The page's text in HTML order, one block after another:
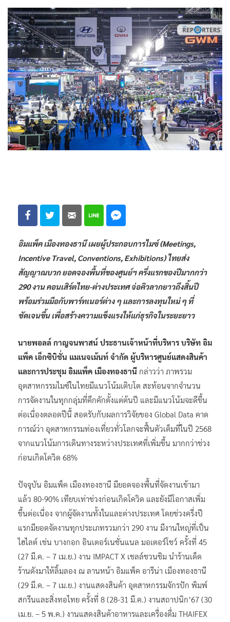
อิมแพ็ค เมืองทองธานี เผยผู้ประกอบการไมซ์ (Meetings,
Incentive Travel, Conventions, Exhibitions) ไทยส่ง
สัญญาณบวก ยอดจองพื้นที่ของศูนย์ฯ ครึ่งแรกของปีมากกว่า
290 งาน คอนเสิร์ตไทย-ต่างประเทศ จ่อคิวลากยาวถึงสิ้นปี
พร้อมร่วมมือกับพาร์ทเนอร์ต่าง ๆ และการลงทุนใหม่ ๆ ที่
ชัดเจนขึ้น เพื่อสร้างความแข็งแรงให้แก่ธุรกิจในระยะยาว
นายพอลล์ กาญจนพาสน์ ประธานเจ้าหน้าที่บริหาร บริษัท อิม
แพ็ค เอ็กซิบิชั่น แมเนจเม้นท์ จำกัด ผู้บริหารศูนย์แสดงสินค้า
และการประชุม อิมแพ็ค เมืองทองธานี กล่าวว่า ภาพรวม
อุตสาหกรรมไมซ์ในไทยมีแนวโน้มเติบโต สะท้อนจากจำนวน
การจัดงานในทุกกลุ่มที่คึกคักตั้งแต่ต้นปี และมีแนวโน้มจะดีขึ้น
ต่อเนื่องตลอดปีนี้ สอดรับกับผลการวิจัยของ Global Data คาด
การณ์ว่า อุตสาหกรรมท่องเที่ยวทั่วโลกจะฟื้นตัวเต็มที่ในปี 2568
จากแนวโน้มการเดินทางระหว่างประเทศที่เพิ่มขึ้น มากกว่าช่วง
ก่อนเกิดโควิด 68%
ปัจจุบัน อิมแพ็ค เมืองทองธานี มียอดจองพื้นที่จัดงานเข้ามา
แล้ว 80-90% เทียบเท่าช่วงก่อนเกิดโควิด และยังมีโอกาสเพิ่ม
ขึ้นต่อเนื่อง จากผู้จัดงานทั้งในและต่างประเทศ โดยช่วงครึ่งปี
แรกมียอดจัดงานทุกประเภทรวมกว่า 290 งาน มีงานใหญ่ที่เป็น
ไฮไลต์ เช่น บางกอก อินเตอร์เนชั่นแนล มอเตอร์โชว์ ครั้งที่ 45
(27 มี.ค. – 7 เม.ย.) งาน IMPACT X เชลล์ชวนชิม นำร้านเด็ด
ร้านดังมาให้ลิ้มลอง ณ ลานหน้า อิมแพ็ค อารีน่า เมืองทองธานี
(29 มี.ค. – 7 เม.ย.) งานแสดงสินค้า อุตสาหกรรมจักรปัก พิมพ์
สกรีนและสิ่งทอไทย ครั้งที่ 8 (28-31 มี.ค.) งานสถาปนิก’67 (30
เม.ย. – 5 พ.ค.) งานแสดงสินค้าอาหารและเครื่องดื่ม THAIFEX